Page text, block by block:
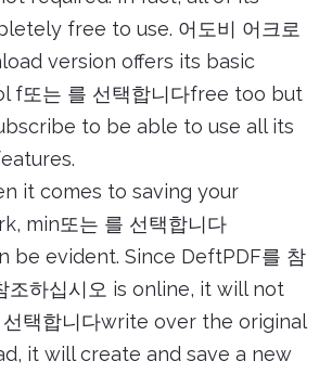
free to use. 어도비 어크로
version offers its basic
f또는 를 선택합니다free too but
to be able to use all its
it comes to saving your
min또는 를 선택합니다
be evident. Since DeftPDF를 참
조하십시오 is online, it will not
택합니다write over the original
it will create and save a new